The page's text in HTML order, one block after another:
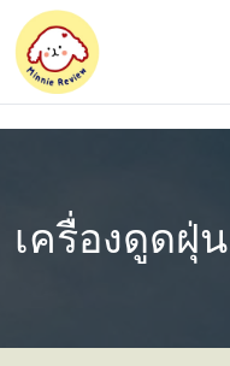
เครื่องดูดฝุ่